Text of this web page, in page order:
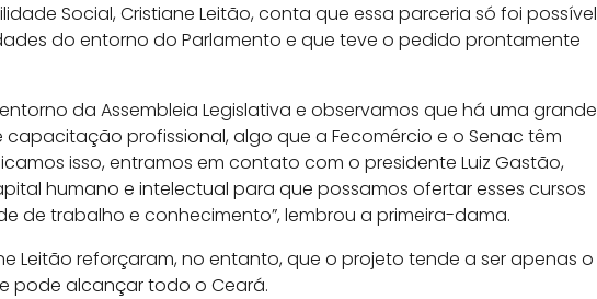
Social, Cristiane Leitão, conta que essa parceria só foi possível
do entorno do Parlamento e que teve o pedido prontamente
da Assembleia Legislativa e observamos que há uma grande
profissional, algo que a Fecomércio e o Senac têm
isso, entramos em contato com o presidente Luiz Gastão,
humano e intelectual para que possamos ofertar esses cursos
de trabalho e conhecimento”, lembrou a primeira-dama.
Leitão reforçaram, no entanto, que o projeto tende a ser apenas o
pode alcançar todo o Ceará.